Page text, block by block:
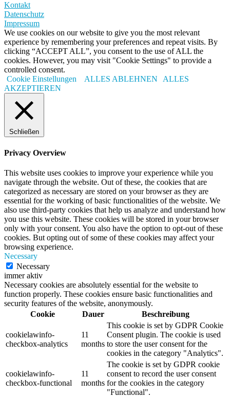
Kontakt
Datenschutz
Impressum
We use cookies on our website to give you the most relevant
experience by remembering your preferences and repeat visits. By
clicking “ACCEPT ALL”, you consent to the use of ALL the
cookies. However, you may visit "Cookie Settings" to provide a
controlled consent.
Cookie Einstellungen
ALLES ABLEHNEN
ALLES
AKZEPTIEREN
Schließen
Privacy Overview
This website uses cookies to improve your experience while you
navigate through the website. Out of these, the cookies that are
categorized as necessary are stored on your browser as they are
essential for the working of basic functionalities of the website. We
also use third-party cookies that help us analyze and understand how
you use this website. These cookies will be stored in your browser
only with your consent. You also have the option to opt-out of these
cookies. But opting out of some of these cookies may affect your
browsing experience.
Necessary
Necessary
immer aktiv
Necessary cookies are absolutely essential for the website to
function properly. These cookies ensure basic functionalities and
security features of the website, anonymously.
Cookie
Dauer Beschreibung
cookielawinfo-
checkbox-analytics
11
months
This cookie is set by GDPR Cookie
Consent plugin. The cookie is used
to store the user consent for the
cookies in the category "Analytics".
cookielawinfo-
checkbox-functional
11
months
The cookie is set by GDPR cookie
consent to record the user consent
for the cookies in the category
"Functional".